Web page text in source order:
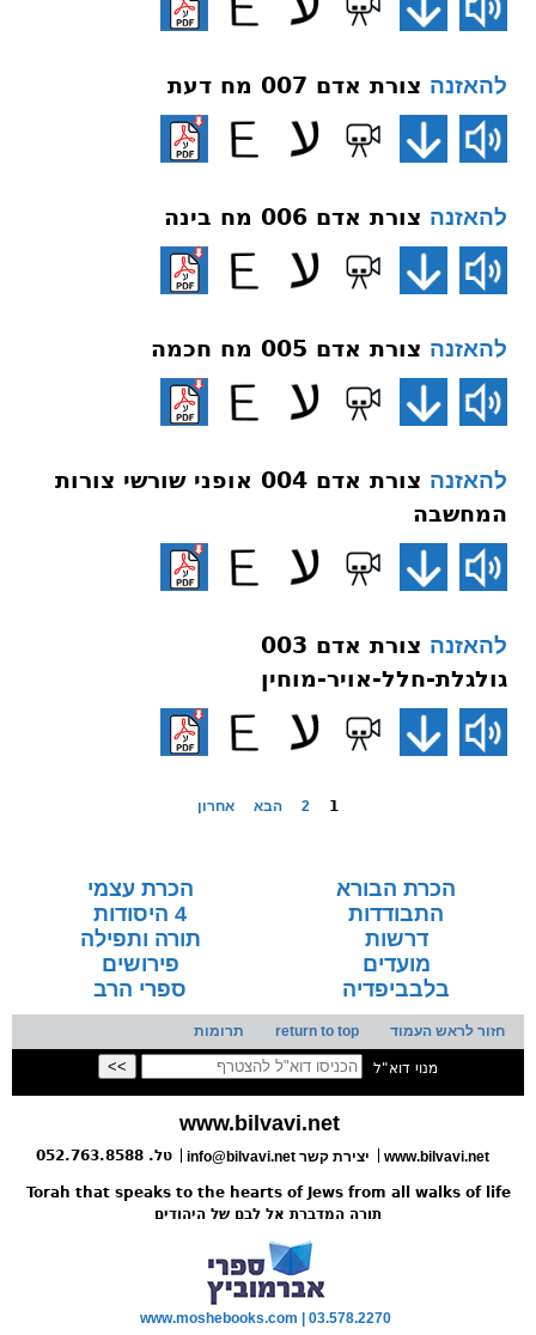
להאזנה צורת אדם 007 מח דעת
להאזנה צורת אדם 006 מח בינה
להאזנה צורת אדם 005 מח חכמה
להאזנה
צורת אדם 004 אופני שורשי צורות
המחשבה
להאזנה
צורת אדם 003
גולגלת-חלל-אויר-מוחין
1
2 הבא אחרון
הכרת הבורא
הכרת עצמי
התבודדות
4 היסודות
דרשות
תורה ותפילה
מועדים
פירושים
בלבביפדיה
ספרי הרב
חזור לראש העמוד return to top תרומות
מנוי דוא"ל
www.bilvavi.net
www.bilvavi.net info@bilvavi.net יצירת קשר טל. 052.763.8588
Torah that speaks to the hearts of Jews from all walks of life
תורה המדברת אל לבם של היהודים
www.moshebooks.com | 03.578.2270